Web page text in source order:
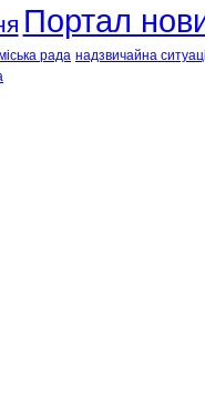
Портал
рада надзвичайна